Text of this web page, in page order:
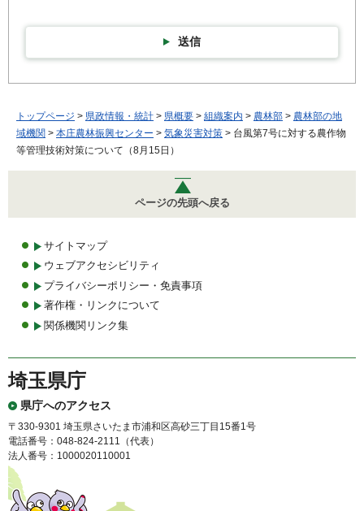
送信
トップページ > 県政情報・統計 > 県概要 > 組織案内 > 農林部 > 農林部の地
域機関 > 本庄農林振興センター > 気象災害対策 > 台風第7号に対する農作物
等管理技術対策について（8月15日）
ページの先頭へ戻る
サイトマップ
ウェブアクセシビリティ
プライバシーポリシー・免責事項
著作権・リンクについて
関係機関リンク集
埼玉県庁
県庁へのアクセス
〒330-9301 埼玉県さいたま市浦和区高砂三丁目15番1号
電話番号：048-824-2111（代表）
法人番号：1000020110001